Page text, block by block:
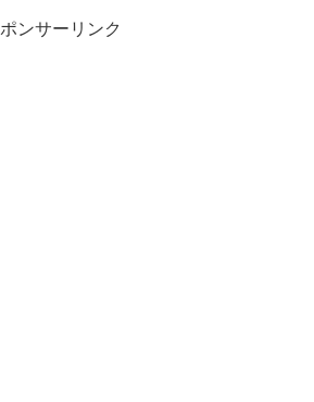
ンサーリンク